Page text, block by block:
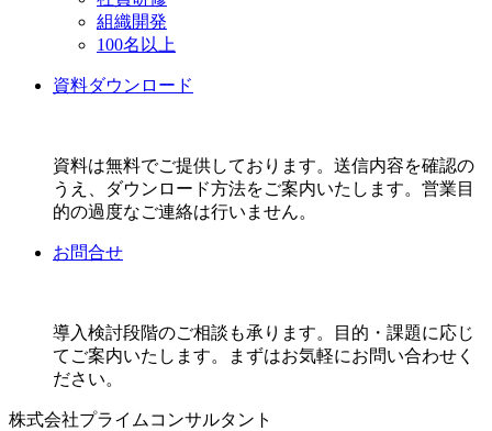
組織開発
100名以上
資料ダウンロード
資料は無料でご提供しております。送信内容を確認の
うえ、ダウンロード方法をご案内いたします。営業目
的の過度なご連絡は行いません。
お問合せ
導入検討段階のご相談も承ります。目的・課題に応じ
てご案内いたします。まずはお気軽にお問い合わせく
ださい。
株式会社プライムコンサルタント